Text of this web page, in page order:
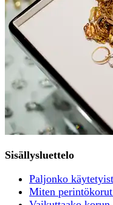
Sisällysluettelo
Paljonko
Miten